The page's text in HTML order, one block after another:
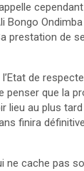
Bongo
prestation de
de
penser que la
lieu au plus
finira
ne cache pas